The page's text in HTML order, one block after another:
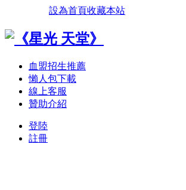
設為首頁收藏本站
血盟招生推薦
懶人包下載
線上客服
贊助介紹
登陸
註冊